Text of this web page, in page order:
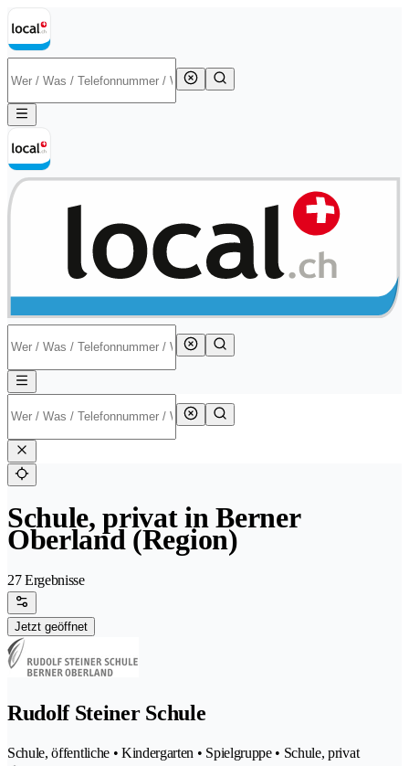
Schule, privat in Berner
Oberland (Region)
27 Ergebnisse
Jetzt geöffnet
Rudolf Steiner Schule
Schule, öffentliche • Kindergarten • Spielgruppe • Schule, privat